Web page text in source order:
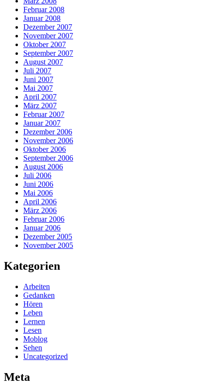
Februar 2008
Januar 2008
Dezember 2007
November 2007
Oktober 2007
September 2007
August 2007
Juli 2007
Juni 2007
Mai 2007
April 2007
März 2007
Februar 2007
Januar 2007
Dezember 2006
November 2006
Oktober 2006
September 2006
August 2006
Juli 2006
Juni 2006
Mai 2006
April 2006
März 2006
Februar 2006
Januar 2006
Dezember 2005
November 2005
Kategorien
Arbeiten
Gedanken
Hören
Leben
Lernen
Lesen
Moblog
Sehen
Uncategorized
Meta